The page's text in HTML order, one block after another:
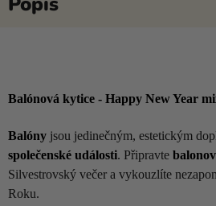
Balónová kytice - Happy New Year
Balóny jsou jedinečným, estetickým
společenské události. Připravte
Silvestrovský večer a vykouzlíte
Roku.